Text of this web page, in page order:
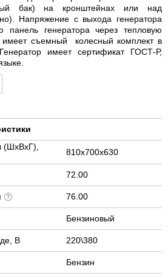
бак) на кронштейнах или над
Напряжение с выхода генератора
панель генератора через тепловую
имеет съемный колесный комплект в
имеет сертификат ГОСТ-Р,
(ШхВхГ),
810x700x630
72.00
76.00
Бензиновый
В 220\380
Бензин